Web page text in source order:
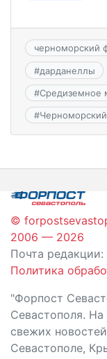
черноморский
#дарданеллы
#Средиземное
#
©
2006 — 2026
Почта редакции:
Политика
"Форпост
Севастополя. На
свежих
Севастополе,